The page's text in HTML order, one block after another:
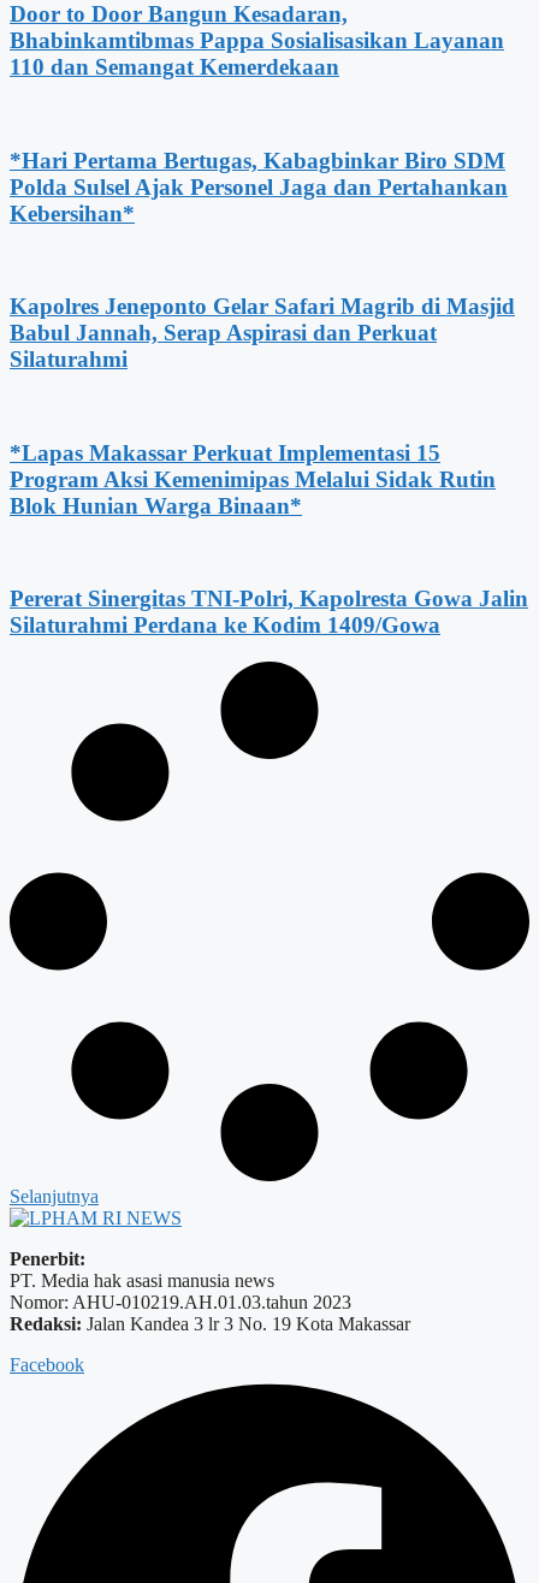
Door to Door Bangun Kesadaran,
Bhabinkamtibmas Pappa Sosialisasikan Layanan
110 dan Semangat Kemerdekaan
*Hari Pertama Bertugas, Kabagbinkar Biro SDM
Polda Sulsel Ajak Personel Jaga dan Pertahankan
Kebersihan*
Kapolres Jeneponto Gelar Safari Magrib di Masjid
Babul Jannah, Serap Aspirasi dan Perkuat
Silaturahmi
*Lapas Makassar Perkuat Implementasi 15
Program Aksi Kemenimipas Melalui Sidak Rutin
Blok Hunian Warga Binaan*
Pererat Sinergitas TNI-Polri, Kapolresta Gowa Jalin
Silaturahmi Perdana ke Kodim 1409/Gowa
Selanjutnya
Penerbit:
PT. Media hak asasi manusia news
Nomor: AHU-010219.AH.01.03.tahun 2023
Redaksi: Jalan Kandea 3 lr 3 No. 19 Kota Makassar
Facebook